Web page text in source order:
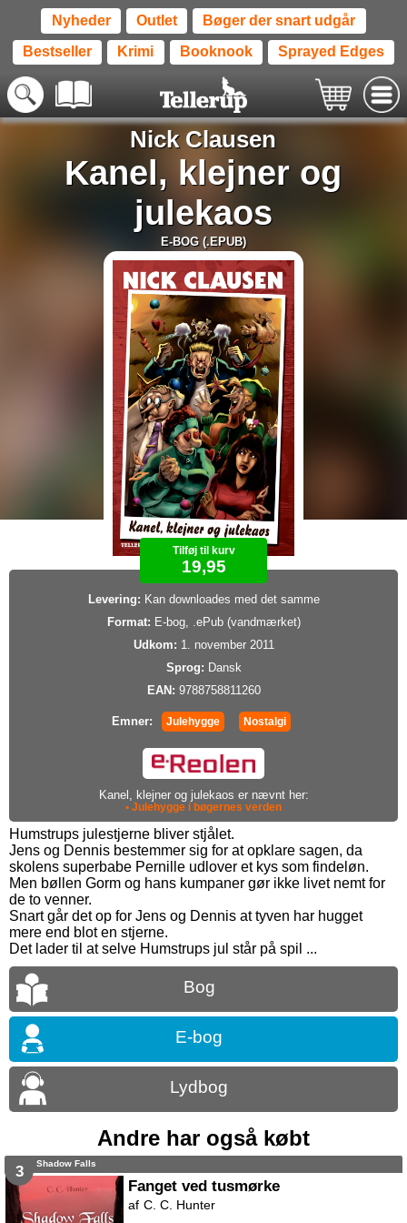
Nyheder Outlet Bøger der snart udgår
Bestseller Krimi Booknook Sprayed Edges
Nick Clausen
Kanel, klejner og
julekaos
E-BOG (.EPUB)
Tilføj til kurv
19,95
Levering: Kan downloades med det samme
Format: E-bog, .ePub (vandmærket)
Udkom: 1. november 2011
Sprog: Dansk
EAN: 9788758811260
Emner: Julehygge Nostalgi
Kanel, klejner og julekaos er nævnt her:
• Julehygge i bøgernes verden
Humstrups julestjerne bliver stjålet.
Jens og Dennis bestemmer sig for at opklare sagen, da
skolens superbabe Pernille udlover et kys som findeløn.
Men bøllen Gorm og hans kumpaner gør ikke livet nemt for
de to venner.
Snart går det op for Jens og Dennis at tyven har hugget
mere end blot en stjerne.
Det lader til at selve Humstrups jul står på spil ...
Bog
E-bog
Lydbog
Andre har også købt
3 Shadow Falls
Fanget ved tusmørke
C. C. Hunter